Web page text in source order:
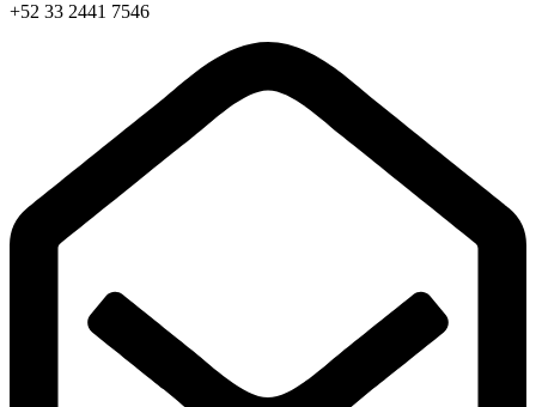
+52 33 2441 7546